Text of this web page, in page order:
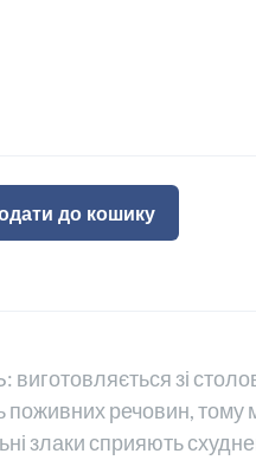
до кошику
зі
поживних речовин,
злаки сприяють